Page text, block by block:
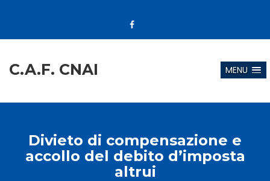
C.A.F. CNAI MENU
Divieto di compensazione e
accollo del debito d’imposta
altrui